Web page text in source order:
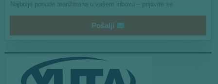
Najbolje ponude aranžmana u vašem inboxu – prijavite se.
Pošalji